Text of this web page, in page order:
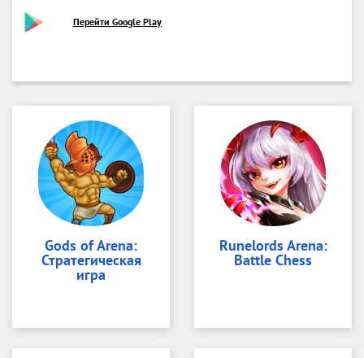
Перейти Google Play
Gods of Arena:
Стратегическая
игра
Runelords Arena:
Battle Chess